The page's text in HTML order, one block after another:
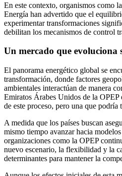
En este contexto, organismos como
Energía han advertido que el
experimentar transformaciones
debilitan los mecanismos de control
Un mercado que evoluciona
El panorama energético global se
transformación, donde factores
ambientales interactúan de manera
Emiratos Árabes Unidos de la OPEP
de este proceso, pero una que podría
A medida que los países buscan
mismo tiempo avanzar hacia
organizaciones como la OPEP
nuevo escenario, la flexibilidad y la
determinantes para mantener la